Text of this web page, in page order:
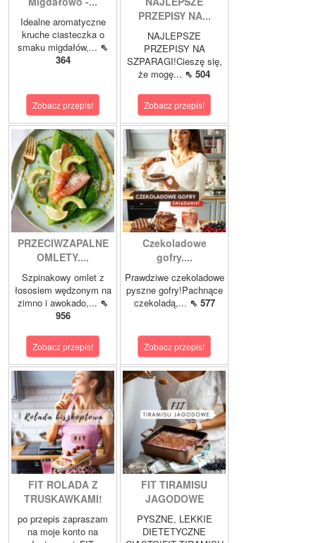
Idealne aromatyczne
kruche ciasteczka o
smaku migdałów,... ⇖
364
Zobacz przepis!
PRZEPISY NA...
NAJLEPSZE
PRZEPISY NA
SZPARAGI!Cieszę się,
że mogę... ⇖ 504
Zobacz przepis!
PRZECIWZAPALNE
OMLETY....
Szpinakowy omlet z
łososiem wędzonym na
zimno i awokado,... ⇖
956
Zobacz przepis!
Czekoladowe
gofry....
Prawdziwe czekoladowe
pyszne gofry!Pachnące
czekoladą,... ⇖ 577
Zobacz przepis!
FIT ROLADA Z
TRUSKAWKAMI!
po przepis zapraszam
na moje konto na
FIT TIRAMISU
JAGODOWE
PYSZNE, LEKKIE
DIETETYCZNE